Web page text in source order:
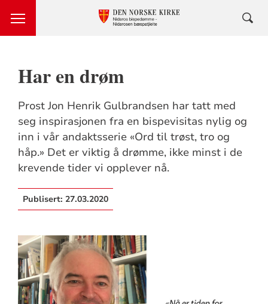
Har en drøm
Prost Jon Henrik Gulbrandsen har tatt med
seg inspirasjonen fra en bispevisitas nylig og
inn i vår andaktsserie «Ord til trøst, tro og
håp.» Det er viktig å drømme, ikke minst i de
krevende tider vi opplever nå.
Publisert: 27.03.2020